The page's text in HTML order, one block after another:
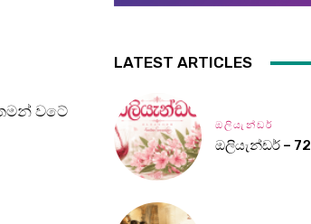
වටේ
LATEST ARTICLES
ඔලියැන්ඩර්
ඔලියැන්ඩර් – 72